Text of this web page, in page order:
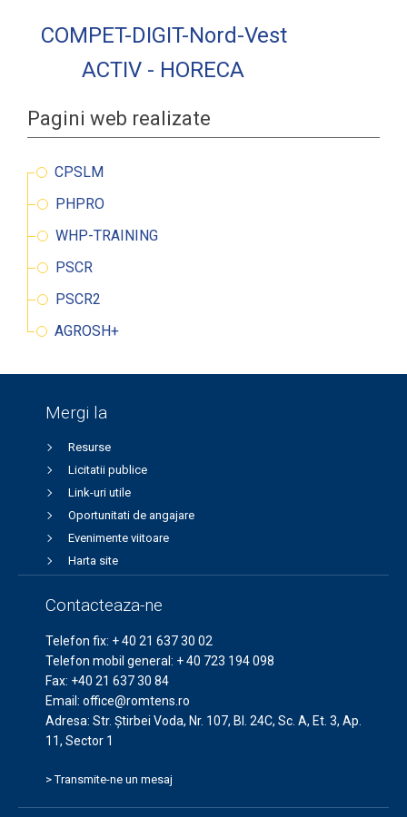
COMPET-DIGIT-Nord-Vest
ACTIV - HORECA
Pagini web realizate
CPSLM
PHPRO
WHP-TRAINING
PSCR
PSCR2
AGROSH+
Mergi la
Resurse
Licitatii publice
Link-uri utile
Oportunitati de angajare
Evenimente viitoare
Harta site
Contacteaza-ne
Telefon fix: + 40 21 637 30 02
Telefon mobil general: + 40 723 194 098
Fax: +40 21 637 30 84
Email: office@romtens.ro
Adresa: Str. Ştirbei Voda, Nr. 107, Bl. 24C, Sc. A, Et. 3, Ap.
11, Sector 1
> Transmite-ne un mesaj